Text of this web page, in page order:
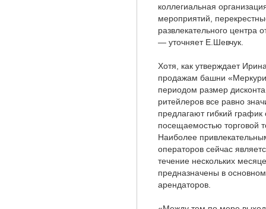
коллегиальная
мероприятий,
развлекательного центра
— уточняет Е.Шевчук.
Хотя, как утверждает
продажам башни
периодом размер
ритейлеров все равно
предлагают гибкий
посещаемостью торговой
Наиболее
операторов сейчас
течение нескольких
предназначены в
арендаторов.